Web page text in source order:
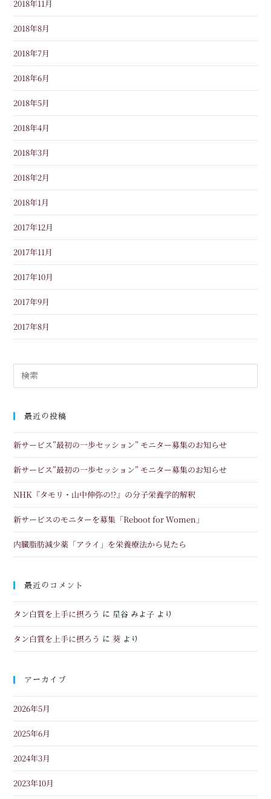
2018年11月
2018年8月
2018年7月
2018年6月
2018年5月
2018年4月
2018年3月
2018年2月
2018年1月
2017年12月
2017年11月
2017年10月
2017年9月
2017年8月
最近の投稿
新サービス”最初の一歩セッション” モニター募集のお知らせ
新サービス”最初の一歩セッション” モニター募集のお知らせ
NHK『タモリ・山中伸弥の!?』の分子栄養学的解釈
新サービスのモニターを募集「Reboot for Women」
内臓脂肪減少薬「アライ」を栄養療法から見たら
最近のコメント
タン白質を上手に摂ろう に 星谷 みよ子 より
タン白質を上手に摂ろう に葵 より
アーカイブ
2026年5月
2025年6月
2024年3月
2023年10月